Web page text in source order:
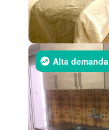
Alta demanda